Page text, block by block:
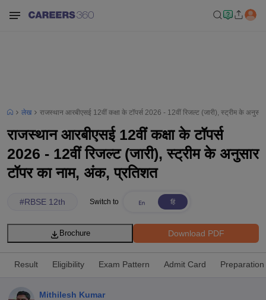
लेख राजस्थान आरबीएसई 12वीं कक्षा के टॉपर्स 2026 - 12वीं रिजल्ट (जारी), स्ट्रीम के
राजस्थान आरबीएसई 12वीं कक्षा के टॉपर्स
2026 - 12वीं रिजल्ट (जारी), स्ट्रीम के अनुसार
टॉपर का नाम, अंक, प्रतिशत
#RBSE 12th Switch to
Download PDF
Brochure
Result Eligibility Exam Pattern Admit Card Preparation
Mithilesh Kumar